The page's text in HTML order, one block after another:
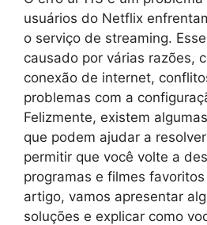
usuários do Netflix
o serviço de streaming.
causado por várias razões,
conexão de internet,
problemas com a
Felizmente, existem
que podem ajudar a
permitir que você volte a
programas e filmes
artigo, vamos apresentar
soluções e explicar como